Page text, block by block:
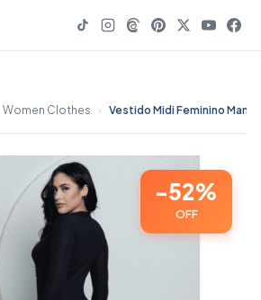
Women Clothes ›
-52%
OFF